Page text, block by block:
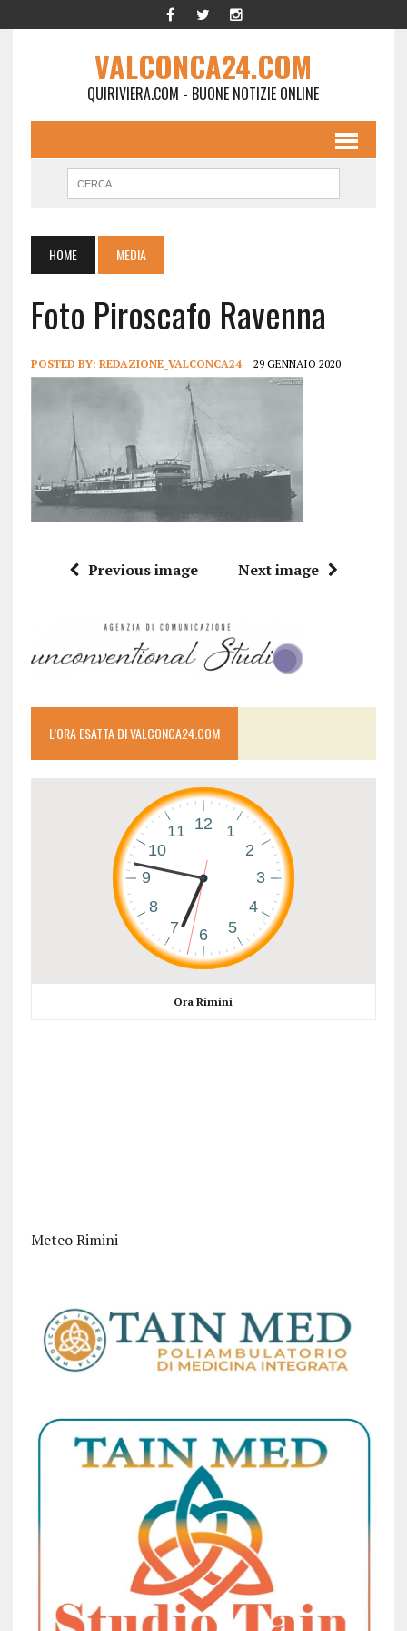
VALCONCA24.COM
QUIRIVIERA.COM - BUONE NOTIZIE ONLINE
HOME MEDIA
Foto Piroscafo Ravenna
POSTED BY: REDAZIONE_VALCONCA24 29 GENNAIO 2020
Previous image Next image
L’ORA ESATTA DI VALCONCA24.COM
Ora Rimini
Meteo Rimini